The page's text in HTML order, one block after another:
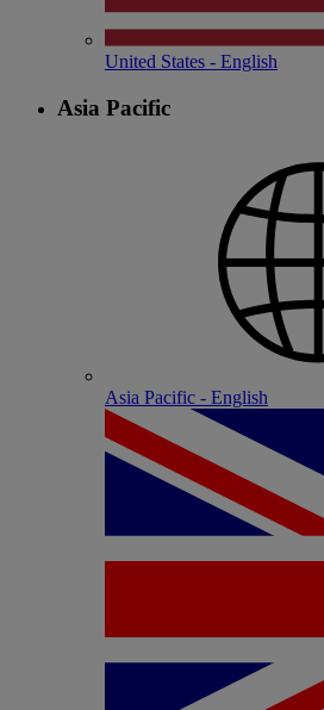
United States - English
Asia Pacific
Asia Pacific - English